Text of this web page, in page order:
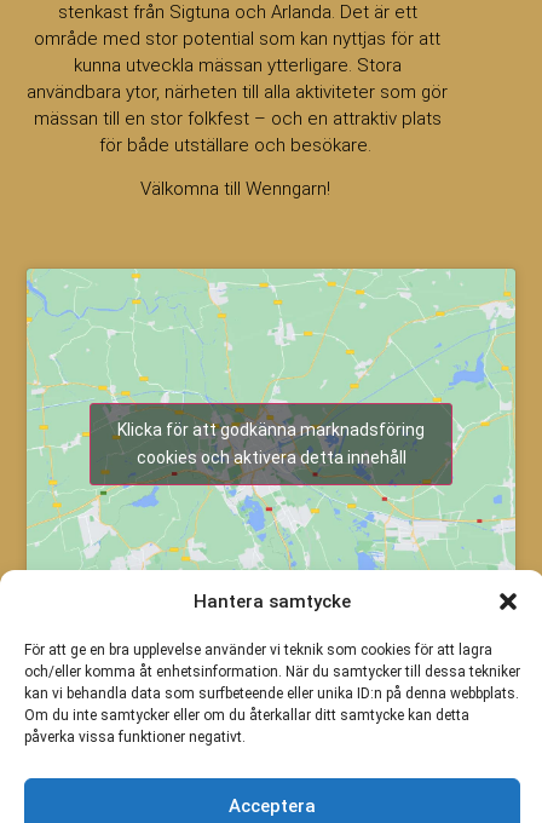
Hantera samtycke
För att ge en bra upplevelse använder vi teknik som cookies för att lagra
och/eller komma åt enhetsinformation. När du samtycker till dessa tekniker
kan vi behandla data som surfbeteende eller unika ID:n på denna webbplats.
Om du inte samtycker eller om du återkallar ditt samtycke kan detta
påverka vissa funktioner negativt.
Acceptera
stenkast från Sigtuna och Arlanda. Det är ett
område med stor potential som kan nyttjas för att
kunna utveckla mässan ytterligare. Stora
användbara ytor, närheten till alla aktiviteter som gör
mässan till en stor folkfest – och en attraktiv plats
för både utställare och besökare.
Välkomna till Wenngarn!
Klicka för att godkänna marknadsföring
cookies och aktivera detta innehåll